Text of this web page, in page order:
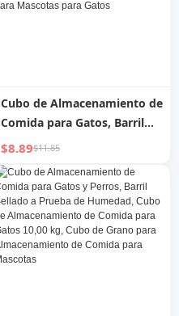
Cubo de Almacenamiento de
Comida para Gatos, Barril
Sellado para Comida de
Perro, Barriles de
Almacenamiento para
Mascotas, Barril Sellado a
Prueba de Humedad, Barril
de Almacenamiento de
Comida Seca para Mascotas
$8.89$11.85